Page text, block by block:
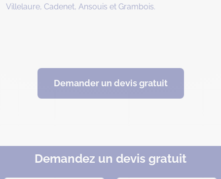
Villelaure, Cadenet, Ansouis et Grambois.
Demander un devis gratuit
Demandez un devis gratuit